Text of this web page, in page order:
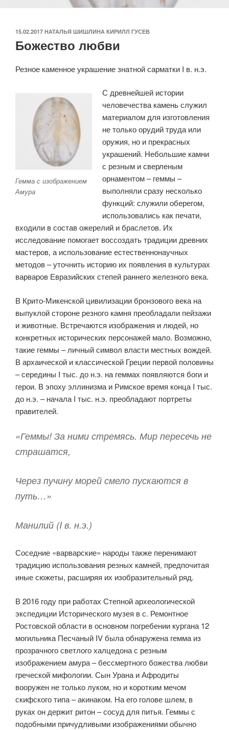
ОПУБЛИКОВАНО
15.02.2017 НАТАЛЬЯ ШИШЛИНА КИРИЛЛ ГУСЕВ
Божество любви
Резное каменное украшение знатной сарматки I в. н.э.
Гемма с изображением
Амура
С древнейшей истории
человечества камень служил
материалом для изготовления
не только орудий труда или
оружия, но и прекрасных
украшений. Небольшие камни
с резным и сверленым
орнаментом – геммы –
выполняли сразу несколько
функций: служили оберегом,
использовались как печати,
входили в состав ожерелий и браслетов. Их
исследование помогает воссоздать традиции древних
мастеров, а использование естественнонаучных
методов – уточнить историю их появления в культурах
варваров Евразийских степей раннего железного века.
В Крито-Микенской цивилизации бронзового века на
выпуклой стороне резного камня преобладали пейзажи
и животные. Встречаются изображения и людей, но
конкретных исторических персонажей мало. Возможно,
такие геммы – личный символ власти местных вождей.
В архаической и классической Греции первой половины
– середины I тыс. до н.э. на геммах появляются боги и
герои. В эпоху эллинизма и Римское время конца I тыс.
до н.э. – начала I тыс. н.э. преобладают портреты
правителей.
«Геммы! За ними стремясь. Мир пересечь не
страшатся,
Через пучину морей смело пускаются в
путь…»
Манилий (I в. н.э.)
Соседние «варварские» народы также перенимают
традицию использования резных камней, предпочитая
иные сюжеты, расширяя их изобразительный ряд.
В 2016 году при работах Степной археологической
экспедиции Исторического музея в с. Ремонтное
Ростовской области в основном погребении кургана 12
могильника Песчаный IV была обнаружена гемма из
прозрачного светлого халцедона с резным
изображением амура – бессмертного божества любви
греческой мифологии. Сын Урана и Афродиты
вооружен не только луком, но и коротким мечом
скифского типа – акинаком. На его голове шлем, в
руках он держит ритон – сосуд для питья. Геммы с
подобными причудливыми изображениями обычно